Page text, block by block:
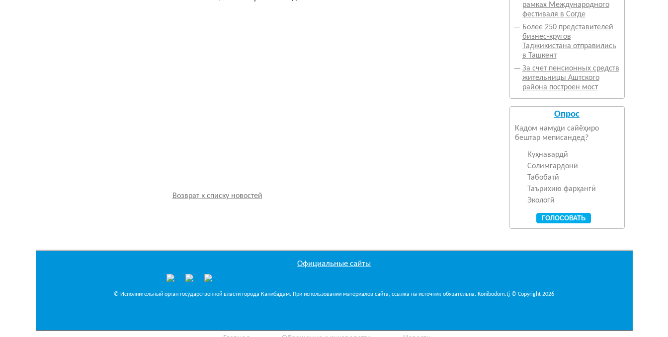
Возврат к списку новостей
рамках Международного
фестиваля в Согде
— Более 250 представителей
бизнес-кругов
Таджикистана отправились
в Ташкент
— За счет пенсионных средств
жительницы Аштского
района построен мост
Опрос
Кадом намуди сайёҳиро
бештар меписандед?
Куҳнавардӣ
Солимгардонӣ
Табобатӣ
Таърихию фарҳангӣ
Экологӣ
Официальные сайты
© Исполнительный орган государственной власти города Канибадам. При использовании материалов сайта, ссылка на источник обязательна. Konibodom.tj © Copyright 2026